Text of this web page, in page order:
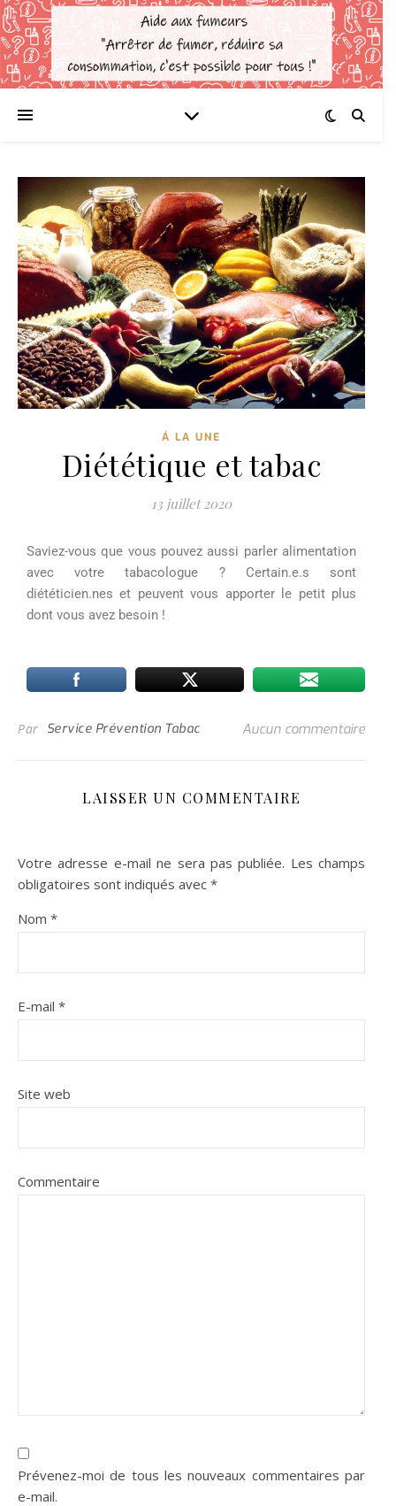
Á LA UNE
Diététique et tabac
13 juillet 2020
Saviez-vous que vous pouvez aussi parler alimentation
avec votre tabacologue ? Certain.e.s sont
diététicien.nes et peuvent vous apporter le petit plus
dont vous avez besoin !
Par Service Prévention Tabac Aucun commentaire
LAISSER UN COMMENTAIRE
Votre adresse e-mail ne sera pas publiée. Les champs
obligatoires sont indiqués avec *
Nom *
E-mail *
Site web
Commentaire
Prévenez-moi de tous les nouveaux commentaires par
e-mail.